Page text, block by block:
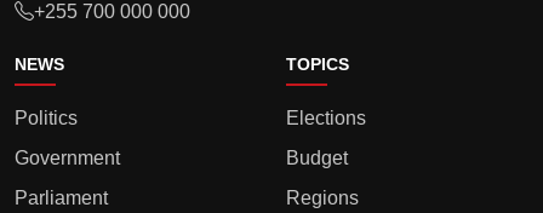
+255 700 000 000
NEWS
Politics
Government
Parliament
TOPICS
Elections
Budget
Regions